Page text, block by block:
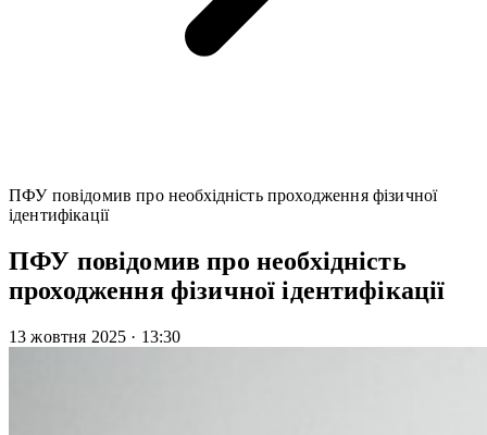
ПФУ повідомив про необхідність проходження фізичної
ідентифікації
ПФУ повідомив про необхідність
проходження фізичної ідентифікації
13 жовтня 2025 · 13:30